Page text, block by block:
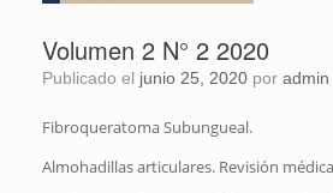
Volumen 2 N° 2 2020
Publicado el junio 25, 2020 por admin
Fibroqueratoma Subungueal.
Almohadillas articulares. Revisión